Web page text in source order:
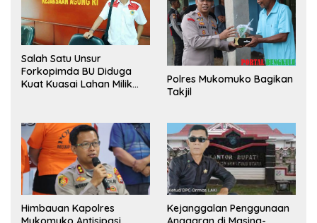
Salah Satu Unsur
Forkopimda BU Diduga
Kuat Kuasai Lahan Milik
Polres Mukomuko Bagikan
Takjil
Himbauan Kapolres
Kejanggalan Penggunaan